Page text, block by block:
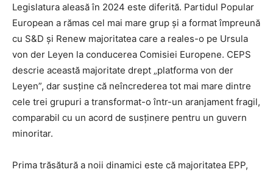
Legislatura aleasă în 2024 este diferită. Partidul Popular
European a rămas cel mai mare grup și a format împreună
cu S&D și Renew majoritatea care a reales-o pe Ursula
von der Leyen la conducerea Comisiei Europene. CEPS
descrie această majoritate drept „platforma von der
Leyen”, dar susține că neîncrederea tot mai mare dintre
cele trei grupuri a transformat-o într-un aranjament fragil,
comparabil cu un acord de susținere pentru un guvern
minoritar.
Prima trăsătură a noii dinamici este că majoritatea EPP,